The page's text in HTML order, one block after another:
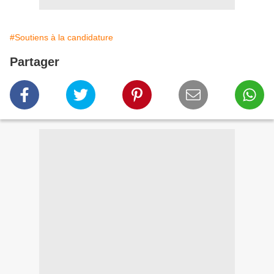
#Soutiens à la candidature
Partager